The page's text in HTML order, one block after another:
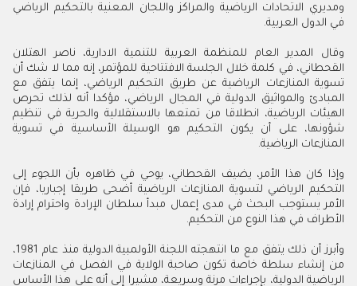
ومديري الاتحادات الرياضية والمراكز واللجان المعنية بالتحكيم الرياضي
في الدول العربية.
وقال المدير العام للمنظمة العربية للتنمية الادارية، ناصر الهتلان
القحطاني، في كلمة خلال الجلسة الافتتاحية للمؤتمر، إنه مما لا شك أن
تسوية المنازعات الرياضية عن طريق التحكيم الرياضي، إنما يتفق مع
المبادئ والمواثيق الدولية في المجال الرياضي، مؤكدا أنه لذلك تحرص
الهيئات الرياضية، انطلاقا من تمتعها بالاستقلالية والحرية في تنظيم
شؤونها، على أن يكون التحكيم هو الوسيلة الأساسية في تسوية
المنازعات الرياضية.
وإذا كان هذا الأمر، يضيف القحطاني، يوحي في ظاهره بأن اللجوء إلى
التحكيم الرياضي لتسوية المنازعات الرياضية أضحى طريقا إجباريا، فإن
الأمر يستوجب البحث في مدى إعمال مبدأ سلطان الإرادة واحترام إرادة
الأطراف في هذا النوع من التحكيم.
وأبرز أن ذلك يتفق مع ما انتهجته اللجنة الأولمبية الدولية منذ عام 1981،
من إنشاء سلطة خاصة تكون صاحبة الولاية في الفصل في المنازعات
الرياضية الدولية، بإجراءات مرنة وسريعة، مشيرا إلى أنه على هذا الأساس